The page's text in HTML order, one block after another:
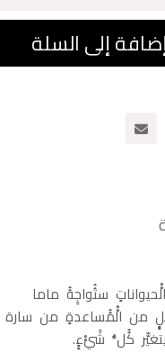
إلى السلة
ستُُواجِِهُُ ماما
من الْْمُُساعدةِِ من سارة
كُُلُُّ شََيْْءٍٍ.